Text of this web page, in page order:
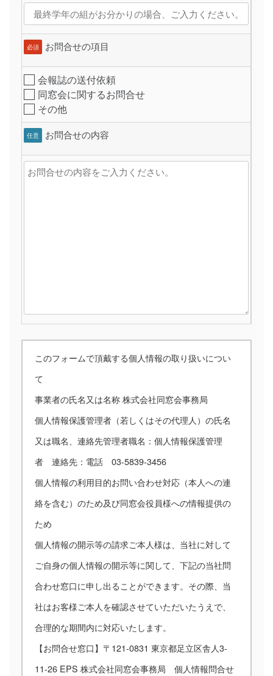
必須 お問合せの項目
会報誌の送付依頼
同窓会に関するお問合せ
その他
任意 お問合せの内容
このフォームで頂戴する個人情報の取り扱いについ
て
事業者の氏名又は名称 株式会社同窓会事務局
個人情報保護管理者（若しくはその代理人）の氏名
又は職名、連絡先管理者職名：個人情報保護管理
者 連絡先：電話 03-5839-3456
個人情報の利用目的お問い合わせ対応（本人への連
絡を含む）のため及び同窓会役員様への情報提供の
ため
個人情報の開示等の請求ご本人様は、当社に対して
ご自身の個人情報の開示等に関して、下記の当社問
合わせ窓口に申し出ることができます。その際、当
社はお客様ご本人を確認させていただいたうえで、
合理的な期間内に対応いたします。
【お問合せ窓口】〒121-0831 東京都足立区舎人3-
11-26 EPS 株式会社同窓会事務局 個人情報問合せ